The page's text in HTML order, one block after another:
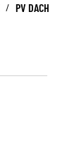
/ PV DACH